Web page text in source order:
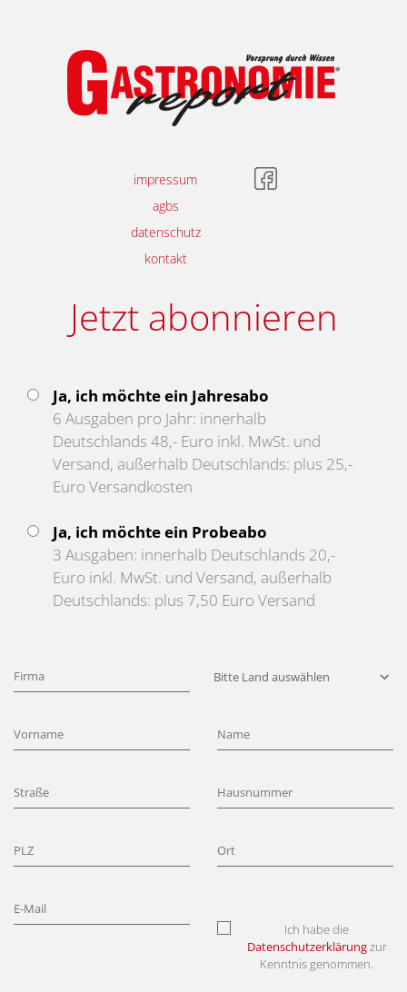
impressum
agbs
datenschutz
kontakt
Jetzt abonnieren
Ja, ich möchte ein Jahresabo
6 Ausgaben pro Jahr: innerhalb
Deutschlands 48,- Euro inkl. MwSt. und
Versand, außerhalb Deutschlands: plus 25,-
Euro Versandkosten
Ja, ich möchte ein Probeabo
3 Ausgaben: innerhalb Deutschlands 20,-
Euro inkl. MwSt. und Versand, außerhalb
Deutschlands: plus 7,50 Euro Versand
Ich habe die
Datenschutzerklärungzur
Kenntnis genommen.